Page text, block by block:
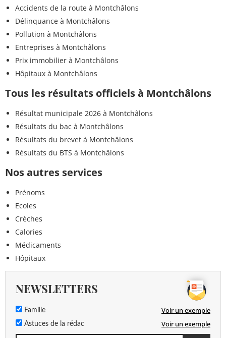
Accidents de la route à Montchâlons
Délinquance à Montchâlons
Pollution à Montchâlons
Entreprises à Montchâlons
Prix immobilier à Montchâlons
Hôpitaux à Montchâlons
Tous les résultats officiels à Montchâlons
Résultat municipale 2026 à Montchâlons
Résultats du bac à Montchâlons
Résultats du brevet à Montchâlons
Résultats du BTS à Montchâlons
Nos autres services
Prénoms
Ecoles
Crèches
Calories
Médicaments
Hôpitaux
NEWSLETTERS
Famille Voir un exemple
Astuces de la rédac Voir un exemple